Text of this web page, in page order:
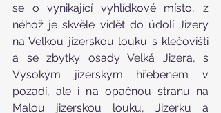
se o vynikající vyhlídkové místo, z
něhož je skvěle vidět do údolí Jizery
na Velkou jizerskou louku s klečovišti
a se zbytky osady Velká Jizera, s
Vysokým jizerským hřebenem v
pozadí, ale i na opačnou stranu na
Malou jizerskou louku, Jizerku a